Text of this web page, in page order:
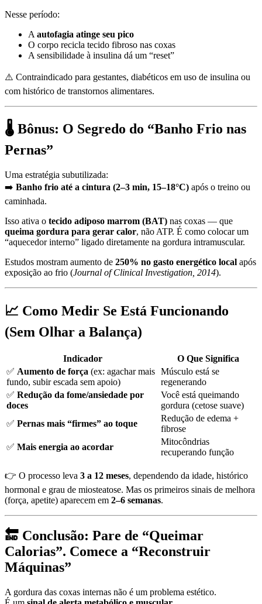
Nesse período:
A autofagia atinge seu pico
O corpo recicla tecido fibroso nas coxas
A sensibilidade à insulina dá um “reset”
⚠️ Contraindicado para gestantes, diabéticos em uso de insulina ou
com histórico de transtornos alimentares.
🌡️ Bônus: O Segredo do “Banho Frio nas
Pernas”
Uma estratégia subutilizada:
➡️ Banho frio até a cintura (2–3 min, 15–18°C) após o treino ou
caminhada.
Isso ativa o tecido adiposo marrom (BAT) nas coxas — que
queima gordura para gerar calor, não ATP. É como colocar um
“aquecedor interno” ligado diretamente na gordura intramuscular.
Estudos mostram aumento de 250% no gasto energético local após
exposição ao frio (Journal of Clinical Investigation, 2014).
📈 Como Medir Se Está Funcionando
(Sem Olhar a Balança)
Indicador
O Que Significa
✅ Aumento de força (ex: agachar mais
fundo, subir escada sem apoio)
Músculo está se
regenerando
✅ Redução da fome/ansiedade por
doces
Você está queimando
gordura (cetose suave)
✅ Pernas mais “firmes” ao toque
Redução de edema +
fibrose
✅ Mais energia ao acordar
Mitocôndrias
recuperando função
👉 O processo leva 3 a 12 meses, dependendo da idade, histórico
hormonal e grau de miosteatose. Mas os primeiros sinais de melhora
(força, apetite) aparecem em 2–6 semanas.
🔚 Conclusão: Pare de “Queimar
Calorias”. Comece a “Reconstruir
Máquinas”
A gordura das coxas internas não é um problema estético.